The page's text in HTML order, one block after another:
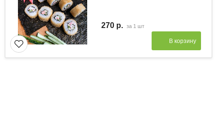
270 р. за 1 шт
В корзину